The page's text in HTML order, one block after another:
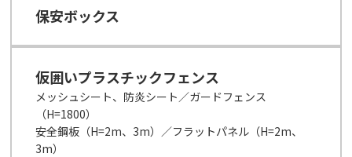
保安ボックス
仮囲いプラスチックフェンス
メッシュシート、防炎シート／ガードフェンス
（H=1800）
安全鋼板（H=2m、3m）／フラットパネル（H=2m、
3m）